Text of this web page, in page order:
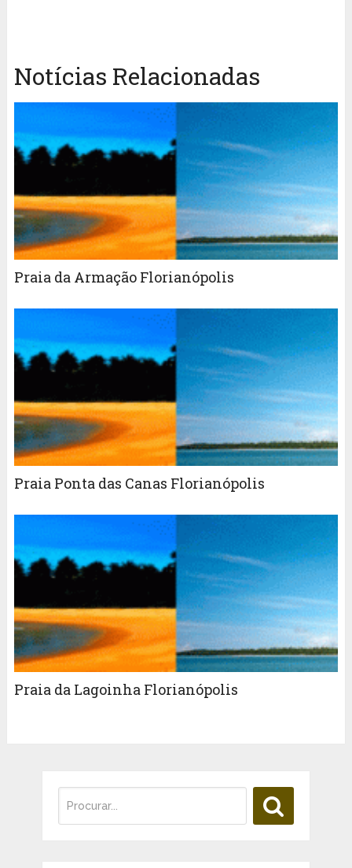
Notícias Relacionadas
Praia da Armação Florianópolis
Praia Ponta das Canas Florianópolis
Praia da Lagoinha Florianópolis